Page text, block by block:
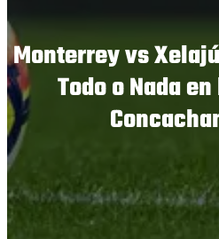
Monterrey vs Xelajú
Todo o Nada